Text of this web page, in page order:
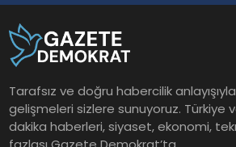
Tarafsız ve doğru habercilik
gelişmeleri sizlere sunuyoruz. Türkiye
dakika haberleri, siyaset, ekonomi,